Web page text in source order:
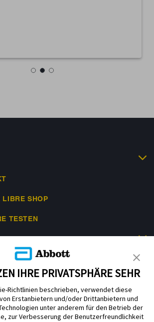
LIBRE SHOP
TESTEN
Datenschutzerklärung
Impressum
IHRE PRIVATSPHÄRE SEHR
Richtlinien beschrieben, verwendet diese
Erstanbietern und/oder Drittanbietern und
unter anderem für den Betrieb der
zur Verbesserung der Benutzerfreundlichkeit